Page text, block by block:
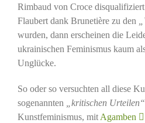
Rimbaud von Croce
Flaubert dank Brunetière zu den
wurden, dann erscheinen die
ukrainischen Feminismus kaum
Unglücke.
So oder so versuchten all diese
sogenannten
„kritischen Urteilen“
Kunstfeminismus, mit Agamben